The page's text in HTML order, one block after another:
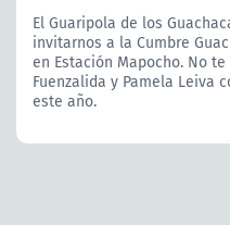
El Guaripola de los
invitarnos a la Cumbre
en Estación Mapocho. No
Fuenzalida y Pamela Leiva
este año.